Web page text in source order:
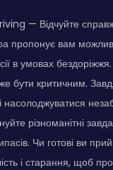
— Відчуйте
пропонує вам
в умовах
бути критичним.
насолоджуватися
різноманітні
Чи готові ви
і старання, щоб